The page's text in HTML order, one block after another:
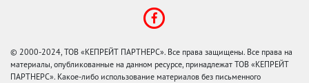
© 2000-2024, ТОВ «КЕПРЕЙТ ПАРТНЕРС». Все права защищены. Все права на
материалы, опубликованные на данном ресурсе, принадлежат ТОВ «КЕПРЕЙТ
ПАРТНЕРС». Какое-либо использование материалов без письменного